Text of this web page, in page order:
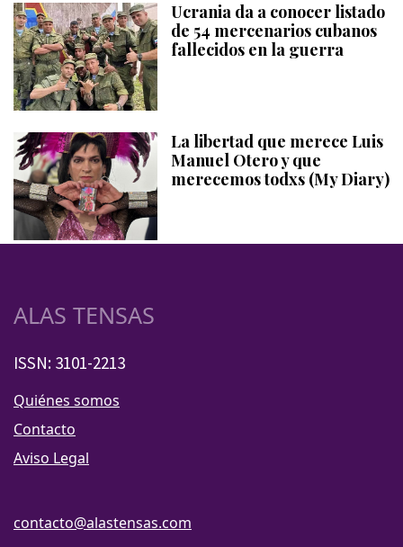
Ucrania da a conocer listado
de 54 mercenarios cubanos
fallecidos en la guerra
La libertad que merece Luis
Manuel Otero y que
merecemos todxs (My Diary)
ALAS TENSAS
ISSN: 3101-2213
Quiénes somos
Contacto
Aviso Legal
contacto@alastensas.com